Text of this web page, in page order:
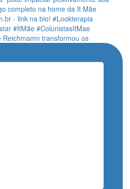
transformou os